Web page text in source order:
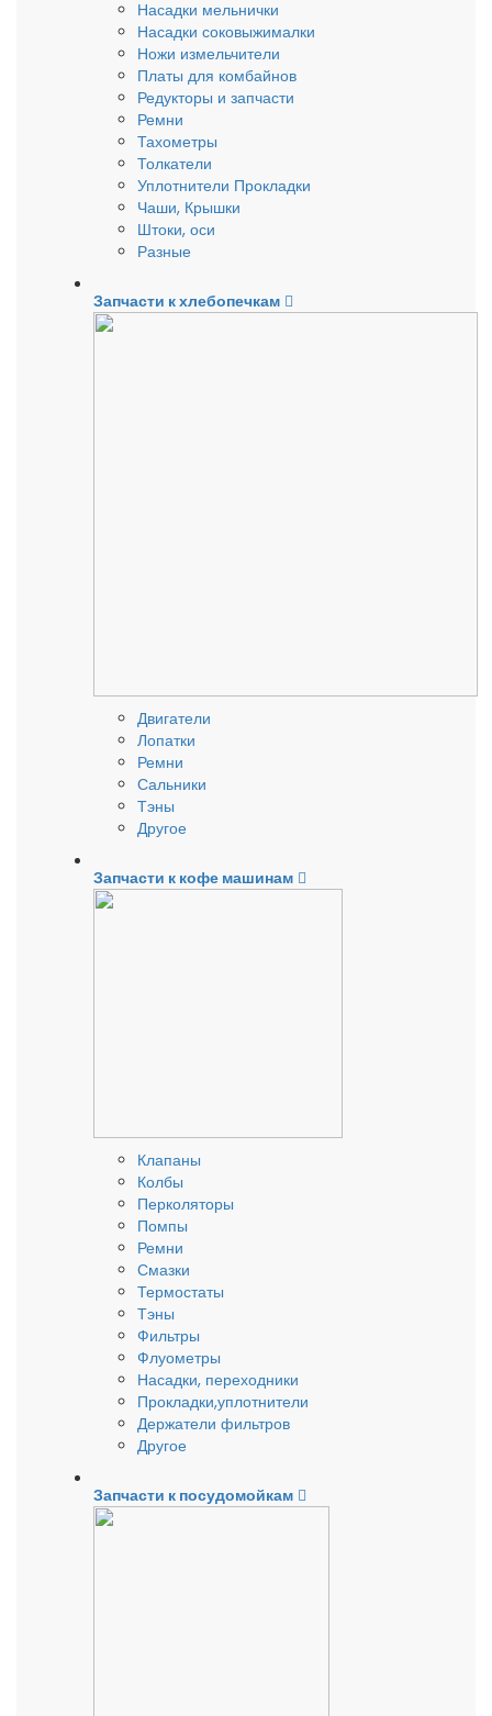
Насадки мельнички
Насадки соковыжималки
Ножи измельчители
Платы для комбайнов
Редукторы и запчасти
Ремни
Тахометры
Толкатели
Уплотнители Прокладки
Чаши, Крышки
Штоки, оси
Разные
Запчасти к хлебопечкам
Двигатели
Лопатки
Ремни
Сальники
Тэны
Другое
Запчасти к кофе машинам
Клапаны
Колбы
Перколяторы
Помпы
Ремни
Смазки
Термостаты
Тэны
Фильтры
Флуометры
Насадки, переходники
Прокладки,уплотнители
Держатели фильтров
Другое
Запчасти к посудомойкам